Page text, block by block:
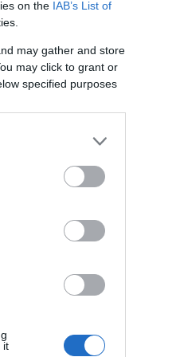
on the IAB’s List of
may gather and store
may click to grant or
specified purposes
it
elnökség
eötvös
erzsébet (
észtország
európai
EU
ezaminimum
e
felejtéshez való jog
fizetések
(1) görögország
(
Grúzia
hamburg
demokrácia a
honlap
amely a
olyan
még